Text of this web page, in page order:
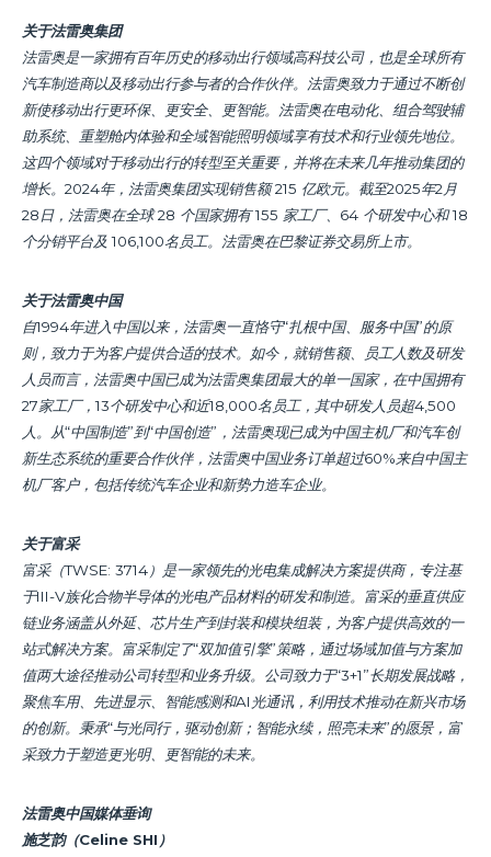
关于法雷奥集团
法雷奥是一家拥有百年历史的移动出行领域高科技公司，也是全球所有
汽车制造商以及移动出行参与者的合作伙伴。法雷奥致力于通过不断创
新使移动出行更环保、更安全、更智能。法雷奥在电动化、组合驾驶辅
助系统、重塑舱内体验和全域智能照明领域享有技术和行业领先地位。
这四个领域对于移动出行的转型至关重要，并将在未来几年推动集团的
增长。2024年，法雷奥集团实现销售额 215 亿欧元。截至2025年2月
28日，法雷奥在全球 28 个国家拥有 155 家工厂、64 个研发中心和 18
个分销平台及 106,100名员工。法雷奥在巴黎证券交易所上市。
关于法雷奥中国
自1994年进入中国以来，法雷奥一直恪守“扎根中国、服务中国”的原
则，致力于为客户提供合适的技术。如今，就销售额、员工人数及研发
人员而言，法雷奥中国已成为法雷奥集团最大的单一国家，在中国拥有
27家工厂，13个研发中心和近18,000名员工，其中研发人员超4,500
人。从“中国制造”到“中国创造”，法雷奥现已成为中国主机厂和汽车创
新生态系统的重要合作伙伴，法雷奥中国业务订单超过60%来自中国主
机厂客户，包括传统汽车企业和新势力造车企业。
关于富采
富采（TWSE: 3714）是一家领先的光电集成解决方案提供商，专注基
于III-V族化合物半导体的光电产品材料的研发和制造。富采的垂直供应
链业务涵盖从外延、芯片生产到封装和模块组装，为客户提供高效的一
站式解决方案。富采制定了“双加值引擎”策略，通过场域加值与方案加
值两大途径推动公司转型和业务升级。公司致力于“3+1”长期发展战略，
聚焦车用、先进显示、智能感测和AI光通讯，利用技术推动在新兴市场
的创新。秉承“与光同行，驱动创新；智能永续，照亮未来”的愿景，富
采致力于塑造更光明、更智能的未来。
法雷奥中国媒体垂询
施芝韵（Celine SHI）